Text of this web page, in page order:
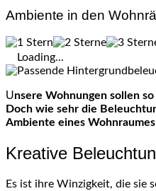
Ambiente in den
Loading...
Unsere Wohnungen sollen so schön und gemütlich wie möglich sein. Klar, dass hier nur wirklich ansehnliche und alltagstaugliche Möbel, Vorhänge, Teppiche und Bilder gekauft werden.
Doch wie sehr die
Ambiente eines
Kreative
Es ist ihre Winzigkeit, die sie